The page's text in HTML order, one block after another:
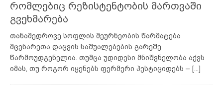
რომლებიც რეზისტენტობის მართვაში
გვეხმარება
თანამედროვე სოფლის მეურნეობის წარმატება
მცენარეთა დაცვის საშუალებების გარეშე
წარმოუდგენელია. თუმცა უდიდესი მნიშვნელობა აქვს
იმას, თუ როგორ იყენებს ფერმერი პესტიციდებს – [...]